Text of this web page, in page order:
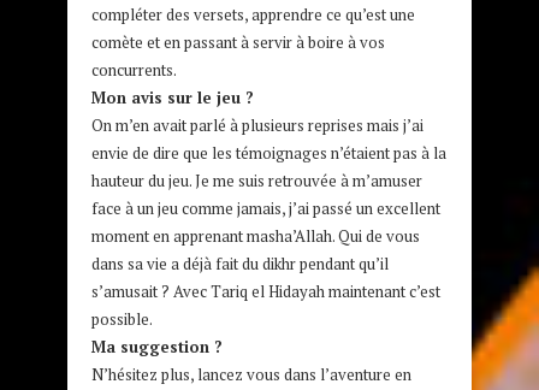
compléter des versets, apprendre ce qu’est une
comète et en passant à servir à boire à vos
concurrents.
Mon avis sur le jeu ?
On m’en avait parlé à plusieurs reprises mais j’ai
envie de dire que les témoignages n’étaient pas à la
hauteur du jeu. Je me suis retrouvée à m’amuser
face à un jeu comme jamais, j’ai passé un excellent
moment en apprenant masha’Allah. Qui de vous
dans sa vie a déjà fait du dikhr pendant qu’il
s’amusait ? Avec Tariq el Hidayah maintenant c’est
possible.
Ma suggestion ?
N’hésitez plus, lancez vous dans l’aventure en